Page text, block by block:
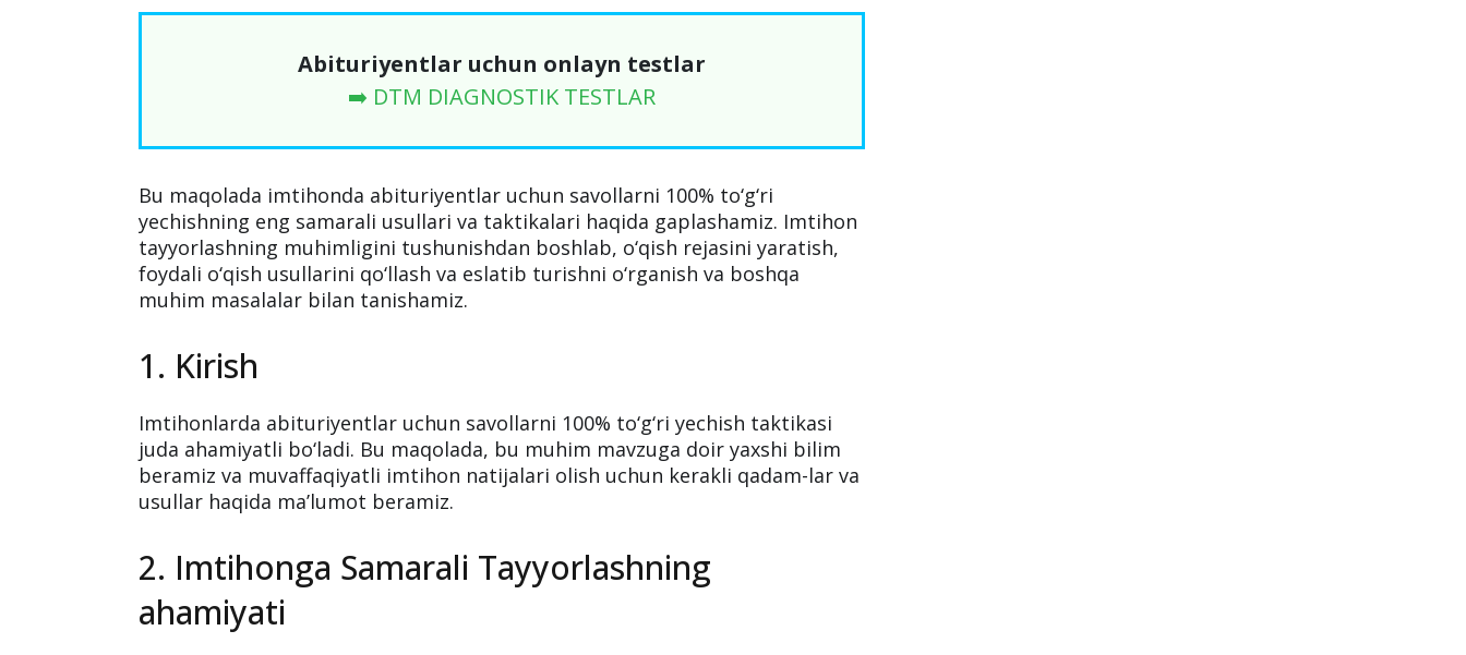
Abituriyentlar uchun onlayn testlar
➡️ DTM DIAGNOSTIK TESTLAR
Bu maqolada imtihonda abituriyentlar uchun savollarni 100% to‘g‘ri
yechishning eng samarali usullari va taktikalari haqida gaplashamiz. Imtihon
tayyorlashning muhimligini tushunishdan boshlab, o‘qish rejasini yaratish,
foydali o‘qish usullarini qo‘llash va eslatib turishni o‘rganish va boshqa
muhim masalalar bilan tanishamiz.
1. Kirish
Imtihonlarda abituriyentlar uchun savollarni 100% to‘g‘ri yechish taktikasi
juda ahamiyatli bo‘ladi. Bu maqolada, bu muhim mavzuga doir yaxshi bilim
beramiz va muvaffaqiyatli imtihon natijalari olish uchun kerakli qadam-lar va
usullar haqida ma’lumot beramiz.
2. Imtihonga Samarali Tayyorlashning
ahamiyati